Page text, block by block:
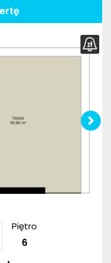
Piętro
6